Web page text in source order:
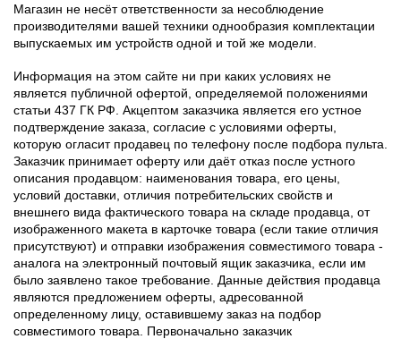
Магазин не несёт ответственности за несоблюдение
производителями вашей техники однообразия комплектации
выпускаемых им устройств одной и той же модели.
Информация на этом сайте ни при каких условиях не
является публичной офертой, определяемой положениями
статьи 437 ГК РФ. Акцептом заказчика является его устное
подтверждение заказа, согласие с условиями оферты,
которую огласит продавец по телефону после подбора пульта.
Заказчик принимает оферту или даёт отказ после устного
описания продавцом: наименования товара, его цены,
условий доставки, отличия потребительских свойств и
внешнего вида фактического товара на складе продавца, от
изображенного макета в карточке товара (если такие отличия
присутствуют) и отправки изображения совместимого товара -
аналога на электронный почтовый ящик заказчика, если им
было заявлено такое требование. Данные действия продавца
являются предложением оферты, адресованной
определенному лицу, оставившему заказ на подбор
совместимого товара. Первоначально заказчик